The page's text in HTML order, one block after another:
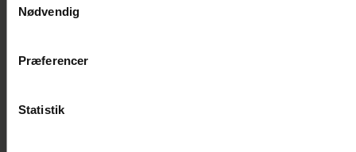
Vi anvender egne cookies og cookies fra tredjeparter til at
generere statistik og huske dine præferencer samt til brug
Nødvendig
Præferencer
Statistik